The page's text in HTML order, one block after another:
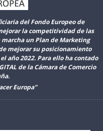
del Fondo Europeo de
la competitividad de las
un Plan de Marketing
mejorar su posicionamiento
año 2022. Para ello ha contado
de la Cámara de Comercio
Europa”